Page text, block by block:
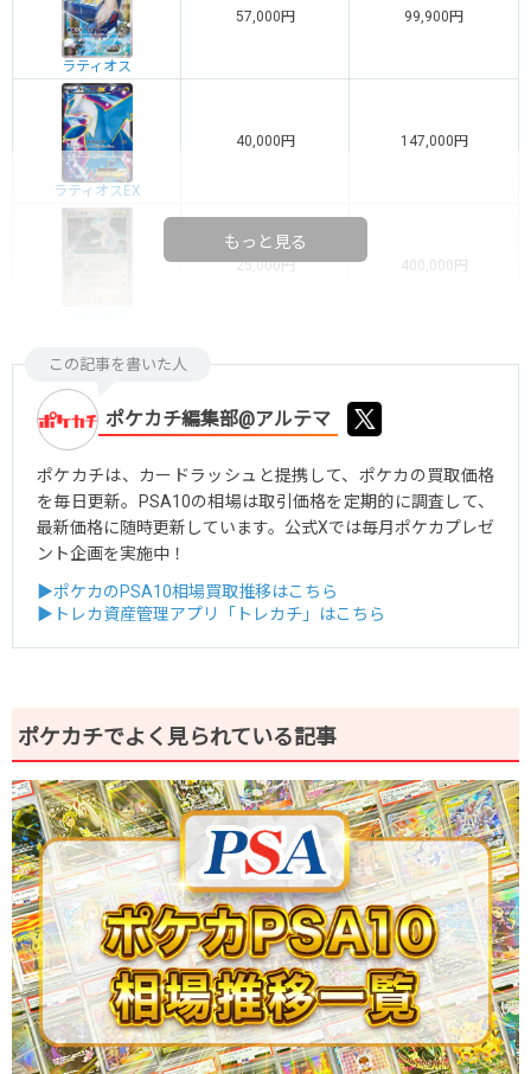
ラティオス
57,000円 99,900円
ラティオスEX
40,000円 147,000円
25,000円 400,000円
もっと見る
この記事を書いた人
ポケカチ編集部@アルテマ
ポケカチは、カードラッシュと提携して、ポケカの買取価格
を毎日更新。PSA10の相場は取引価格を定期的に調査して、
最新価格に随時更新しています。公式Xでは毎月ポケカプレゼ
ント企画を実施中！
▶ポケカのPSA10相場買取推移はこちら
▶トレカ資産管理アプリ「トレカチ」はこちら
ポケカチでよく見られている記事